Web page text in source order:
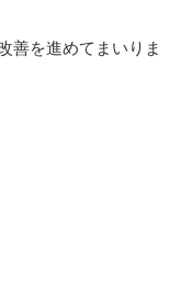
善を進めてまいりま